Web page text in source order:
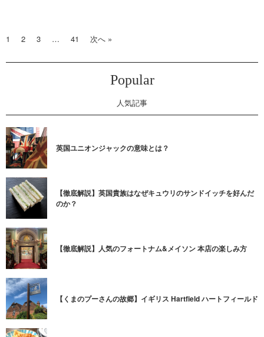
1 2 3 … 41 次へ »
Popular
人気記事
英国ユニオンジャックの意味とは？
【徹底解説】英国貴族はなぜキュウリのサンドイッチを好んだ
のか？
【徹底解説】人気のフォートナム&メイソン 本店の楽しみ方
【くまのプーさんの故郷】イギリス Hartfield ハートフィールド